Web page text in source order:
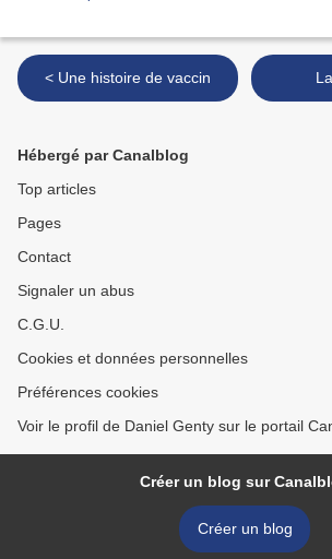
< Une histoire de vaccin
Hébergé par Canalblog
Top articles
Pages
Contact
Signaler un abus
C.G.U.
Cookies et données personnelles
Préférences cookies
Voir le profil de Daniel Genty sur le portail
Créer un blog sur
Créer un blog